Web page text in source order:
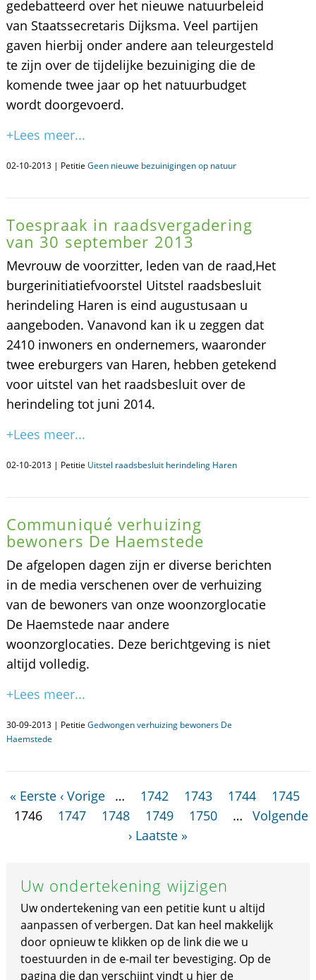
gedebatteerd over het nieuwe natuurbeleid
van Staatssecretaris Dijksma. Veel partijen
gaven hierbij onder andere aan teleurgesteld
te zijn over de tijdelijke bezuiniging die de
komende twee jaar op het natuurbudget
wordt doorgevoerd.
+Lees meer...
02-10-2013 | Petitie Geen nieuwe bezuinigingen op natuur
Toespraak in raadsvergadering
van 30 september 2013
Mevrouw de voorzitter, leden van de raad,Het
burgerinitiatiefvoorstel Uitstel raadsbesluit
herindeling Haren is eind augustusaan u
aangeboden. Vanavond kan ik u zeggen dat
2410 inwoners en ondernemers, waaronder
twee ereburgers van Haren, hebben getekend
voor uitstel van het raadsbesluit over de
herindeling tot juni 2014.
+Lees meer...
02-10-2013 | Petitie Uitstel raadsbesluit herindeling Haren
Communiqué verhuizing
bewoners De Haemstede
De afgelopen dagen zijn er diverse berichten
in de media verschenen over de verhuizing
van de bewoners van onze woonzorglocatie
De Haemstede naar andere
woonzorglocaties. Deze berichtgeving is niet
altijd volledig.
+Lees meer...
30-09-2013 | Petitie Gedwongen verhuizing bewoners De
Haemstede
« Eerste ‹ Vorige … 1742 1743 1744
1745
1746
1747 1748 1749 1750 …
Volgende
› Laatste »
Uw ondertekening wijzigen
Uw ondertekening van een petitie kunt u altijd
aanpassen of verbergen. Dat kan heel makkelijk
door opnieuw te klikken op de link die we u
toestuurden in de e-mail ter bevestiging. Op de
pagina die dan verschijnt vindt u hier de